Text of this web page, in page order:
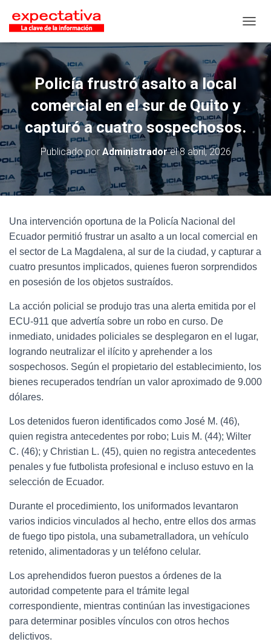
Policía frustró asalto a local
comercial en el sur de Quito y
capturó a cuatro sospechosos.
Publicado por Administradorel8 abril, 2026
Una intervención oportuna de la Policía Nacional del
Ecuador permitió frustrar un asalto a un local comercial en
el sector de La Magdalena, al sur de la ciudad, y capturar a
cuatro presuntos implicados, quienes fueron sorprendidos
en posesión de los objetos sustraídos.
La acción policial se produjo tras una alerta emitida por el
ECU-911 que advertía sobre un robo en curso. De
inmediato, unidades policiales se desplegaron en el lugar,
logrando neutralizar el ilícito y aprehender a los
sospechosos. Según el propietario del establecimiento, los
bienes recuperados tendrían un valor aproximado de 9.000
dólares.
Los detenidos fueron identificados como José M. (46),
quien registra antecedentes por robo; Luis M. (44); Wilter
C. (46); y Christian L. (45), quien no registra antecedentes
penales y fue futbolista profesional e incluso estuvo en la
selección de Ecuador.
Durante el procedimiento, los uniformados levantaron
varios indicios vinculados al hecho, entre ellos dos armas
de fuego tipo pistola, una subametralladora, un vehículo
retenido, alimentadoras y un teléfono celular.
Los aprehendidos fueron puestos a órdenes de la
autoridad competente para el trámite legal
correspondiente, mientras continúan las investigaciones
para determinar posibles vínculos con otros hechos
delictivos.